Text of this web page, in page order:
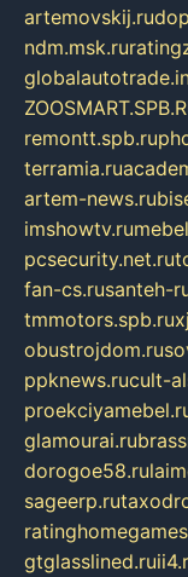
artemovskij.ru
ndm.msk.ru
remontt.spb.ru
terramia.ru
artem-news.ru
imshowtv.ru
pcsecurity.net.ru
fan-cs.rusanteh-
tmmotors.spb.ru
obustrojdom.ru
ppknews.rucult-
glamourai.ru
dorogoe58.ru
sageerp.ru
gtglasslined.ru